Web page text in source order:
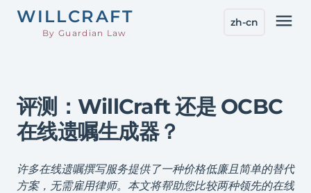
WILLCRAFT
By Guardian Law
zh-cn menu
评测：WillCraft 还是 OCBC
在线遗嘱生成器？
许多在线遗嘱撰写服务提供了一种价格低廉且简单的替代
方案，无需雇用律师。本文将帮助您比较两种领先的在线